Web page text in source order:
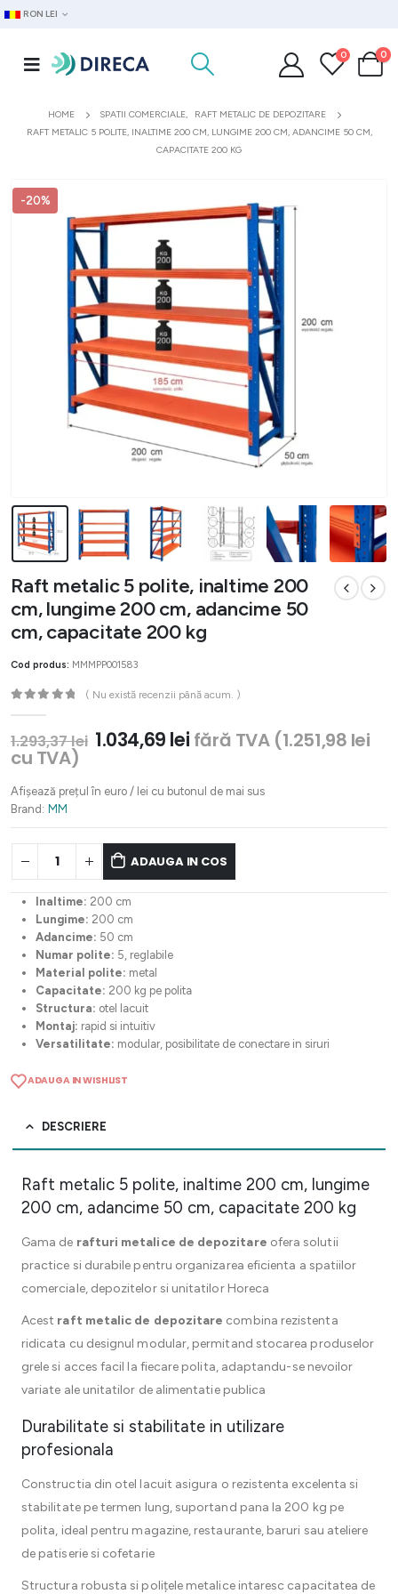
RON LEI
0 0
HOME SPATII COMERCIALE,
RAFT METALIC DE DEPOZITARE
RAFT METALIC 5 POLITE, INALTIME 200 CM, LUNGIME 200 CM, ADANCIME 50 CM,
CAPACITATE 200 KG
-20%
Raft metalic 5 polite, inaltime 200
cm, lungime 200 cm, adancime 50
cm, capacitate 200 kg
Cod produs: MMMPP001583
( Nu există recenzii până acum. )
1.293,37lei Prețul
inițial
fost:
1.034,69 leiPrețul
1.034,69 lei.
fără TVA (1.251,98 lei
cu TVA)
Afișează prețul în euro / lei cu butonul de mai sus
Brand: MM
ADAUGA IN COS
Inaltime: 200 cm
Lungime: 200 cm
Adancime: 50 cm
Numar polite: 5, reglabile
Material polite: metal
Capacitate: 200 kg pe polita
Structura: otel lacuit
Montaj: rapid si intuitiv
Versatilitate: modular, posibilitate de conectare in siruri
ADAUGA IN WISHLIST
DESCRIERE
Raft metalic 5 polite, inaltime 200 cm, lungime
200 cm, adancime 50 cm, capacitate 200 kg
Gama de rafturi metalice de depozitare ofera solutii
practice si durabile pentru organizarea eficienta a spatiilor
comerciale, depozitelor si unitatilor Horeca
Acest raft metalic de depozitare combina rezistenta
ridicata cu designul modular, permitand stocarea produselor
grele si acces facil la fiecare polita, adaptandu-se nevoilor
variate ale unitatilor de alimentatie publica
Durabilitate si stabilitate in utilizare
profesionala
Constructia din otel lacuit asigura o rezistenta excelenta si
stabilitate pe termen lung, suportand pana la 200 kg pe
polita, ideal pentru magazine, restaurante, baruri sau ateliere
de patiserie si cofetarie
Structura robusta si polițele metalice intaresc capacitatea de